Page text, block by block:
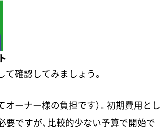
確認してみましょう。
ーナー様の負担です）。初期費用とし
要ですが、比較的少ない予算で開始で